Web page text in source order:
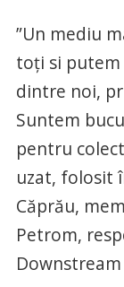
”Un mediu
toți si putem
dintre noi,
Suntem
pentru
uzat, folosit
Căprău,
Petrom,